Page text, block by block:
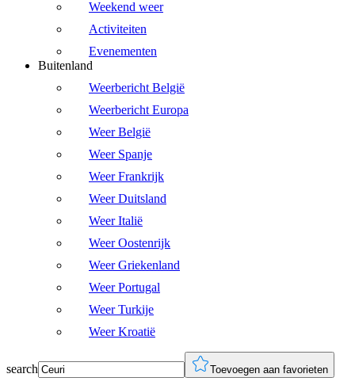
Weekend weer
Activiteiten
Evenementen
Buitenland
Weerbericht België
Weerbericht Europa
Weer België
Weer Spanje
Weer Frankrijk
Weer Duitsland
Weer Italië
Weer Oostenrijk
Weer Griekenland
Weer Portugal
Weer Turkije
Weer Kroatië
search Toevoegen aan favorieten